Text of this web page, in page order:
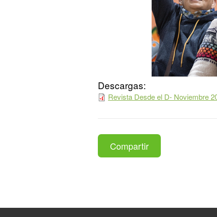
Descargas:
Revista Desde el D- Noviembre
Compartir